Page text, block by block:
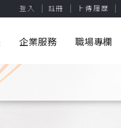
登入 註冊 上傳履歷
企業服務 職場專欄